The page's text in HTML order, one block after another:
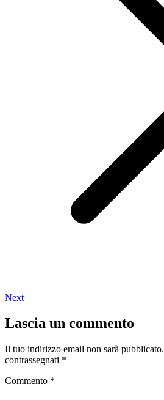
Next
Lascia un commento
Il tuo indirizzo email non sarà pubblicato.
contrassegnati *
Commento *